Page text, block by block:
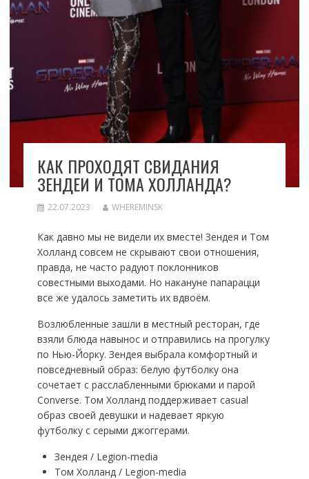
КАК ПРОХОДЯТ СВИДАНИЯ
ЗЕНДЕИ И ТОМА ХОЛЛАНДА?
22.07.2023 WHEREMINSK
Как давно мы не видели их вместе! Зендея и Том
Холланд совсем не скрывают свои отношения,
правда, не часто радуют поклонников
совестными выходами. Но накануне папарацци
все же удалось заметить их вдвоём.
Возлюбленные зашли в местный ресторан, где
взяли блюда навынос и отправились на прогулку
по Нью-Йорку. Зендея выбрала комфортный и
повседневный образ: белую футболку она
сочетает с расслабленными брюками и парой
Converse. Том Холланд поддерживает casual
образ своей девушки и надевает яркую
футболку с серыми джоггерами.
Зендея / Legion-media
Том Холланд / Legion-media